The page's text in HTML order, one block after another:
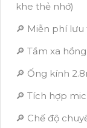
khe thẻ nhớ)
🔎 Miễn phí
🔎 Tầm xa
🔎 Ống kính
🔎 Tích hợp
🔎 Chế độ